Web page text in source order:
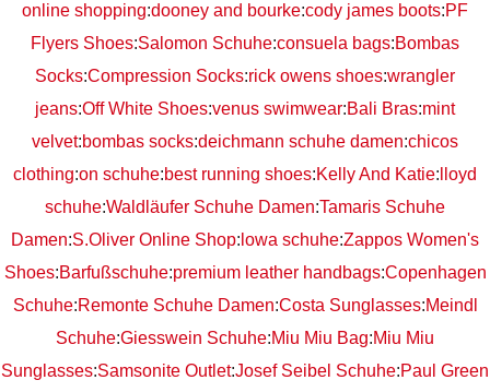
online shopping:dooney and bourke:cody james boots:PF
Flyers Shoes:Salomon Schuhe:consuela bags:Bombas
Socks:Compression Socks:rick owens shoes:wrangler
jeans:Off White Shoes:venus swimwear:Bali Bras:mint
velvet:bombas socks:deichmann schuhe damen:chicos
clothing:on schuhe:best running shoes:Kelly And Katie: lloyd
schuhe:Waldläufer Schuhe Damen:Tamaris Schuhe
Damen:S.Oliver Online Shop: lowa schuhe:Zappos Women's
Shoes:Barfußschuhe:premium leather handbags:Copenhagen
Schuhe:Remonte Schuhe Damen:Costa Sunglasses:Meindl
Schuhe:Giesswein Schuhe:Miu Miu Bag:Miu Miu
Sunglasses:Samsonite Outlet:Josef Seibel Schuhe:Paul Green